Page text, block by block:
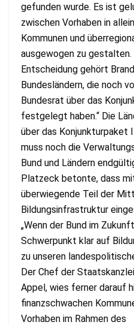
gefunden wurde. Es ist
zwischen Vorhaben in
Kommunen und
ausgewogen zu
Entscheidung gehört
Bundesländern, die noch
Bundesrat über das
festgelegt haben.“ Die
über das Konjunkturpaket
muss noch die
Bund und Ländern
Platzeck betonte, dass
überwiegende Teil der
Bildungsinfrastruktur
„Wenn der Bund im
Schwerpunkt klar auf
zu unseren
Der Chef der
Appel, wies ferner darauf
finanzschwachen
Vorhaben im Rahmen des